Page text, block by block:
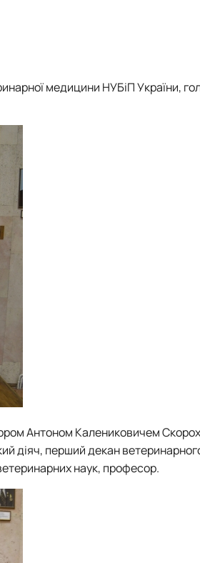
медицини НУБіП України,
Антоном Калениковичем
діяч, перший декан
наук, професор.